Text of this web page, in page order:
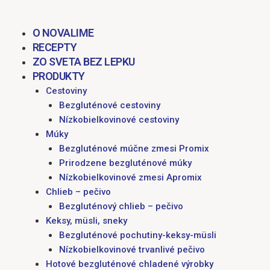
O NOVALIME
RECEPTY
ZO SVETA BEZ LEPKU
PRODUKTY
Cestoviny
Bezgluténové cestoviny
Nízkobielkovinové cestoviny
Múky
Bezgluténové múčne zmesi Promix
Prirodzene bezgluténové múky
Nízkobielkovinové zmesi Apromix
Chlieb – pečivo
Bezgluténový chlieb – pečivo
Keksy, müsli, sneky
Bezgluténové pochutiny-keksy-müsli
Nízkobielkovinové trvanlivé pečivo
Hotové bezgluténové chladené výrobky